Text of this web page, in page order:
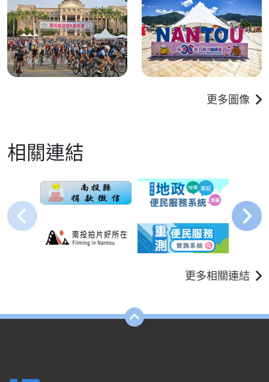
更多圖像
相關連結
更多相關連結